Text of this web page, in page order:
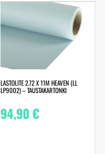
LASTOLITE 2.72 X 11M HEAVEN (LL
LP9002) – TAUSTAKARTONKI
94,90€